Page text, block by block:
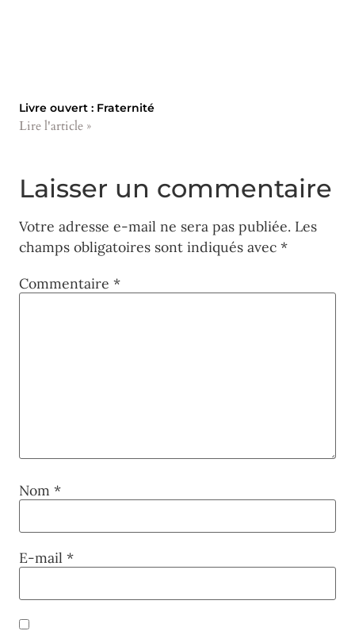
Livre ouvert : Fraternité
Lire l'article »
Laisser un commentaire
Votre adresse e-mail ne sera pas publiée. Les
champs obligatoires sont indiqués avec *
Commentaire *
Nom *
E-mail *